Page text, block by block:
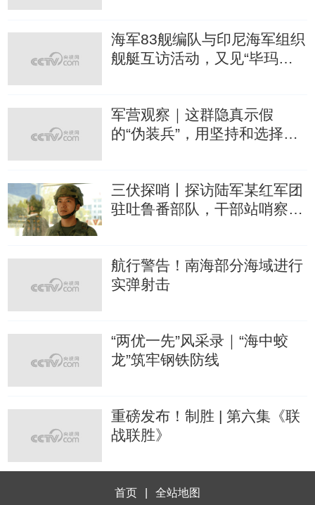
海军83舰编队与印尼海军组织
舰艇互访活动，又见“毕玛苏
军营观察｜这群隐真示假
的“伪装兵”，用坚持和选择写
三伏探哨丨探访陆军某红军团
驻吐鲁番部队，干部站哨察兵
航行警告！南海部分海域进行
实弹射击
“两优一先”风采录｜“海中蛟
龙”筑牢钢铁防线
重磅发布！制胜 | 第六集《联
战联胜》
首页 全站地图